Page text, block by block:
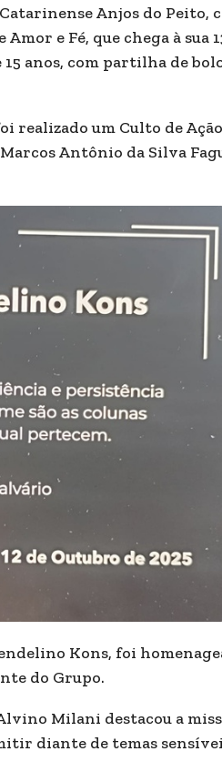
Anjos do Peito,
e Fé, que chega à sua
15 anos, com partilha de
realizado um Culto de
Antônio da Silva
Kons, foi
do Grupo.
Milani destacou a
diante de temas